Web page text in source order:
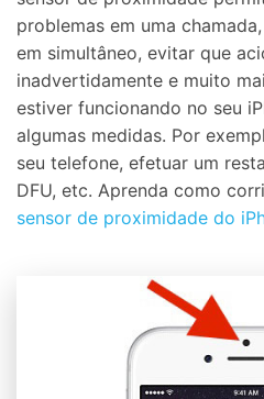
problemas em uma
em simultâneo, evitar que
inadvertidamente e muito
estiver funcionando no seu
algumas medidas. Por
seu telefone, efetuar um
DFU, etc. Aprenda como
sensor de proximidade do